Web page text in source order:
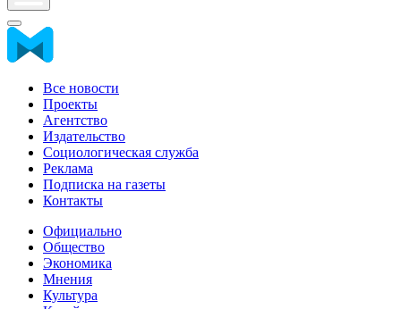
Все новости
Проекты
Агентство
Издательство
Социологическая служба
Реклама
Подписка на газеты
Контакты
Официально
Общество
Экономика
Мнения
Культура